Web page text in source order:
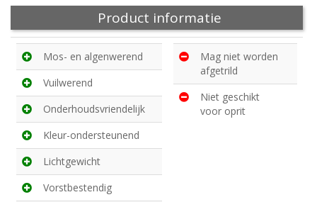
Product informatie
Mos- en algenwerend
Vuilwerend
Onderhoudsvriendelijk
Kleur-ondersteunend
Lichtgewicht
Vorstbestendig
Mag niet worden
afgetrild
Niet geschikt
voor oprit